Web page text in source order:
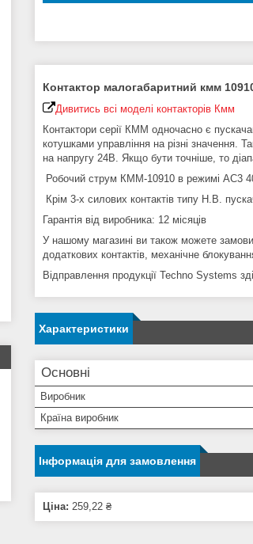
Контактор малогабаритний кмм
Дивитись всі моделі контакторів Кмм
Контактори серії КММ одночасно є
котушками управління на різні значення.
на напругу 24В. Якщо бути точніше, то
Робочий струм КММ-10910 в режимі АС3
Крім 3-х силових контактів типу Н.В.
Гарантія від виробника: 12 місяців
У нашому магазині ви також можете
додаткових контактів, механічне
Відправлення продукції Techno Systems
Характеристики
Основні
Виробник
Країна виробник
Інформація для замовлення
Ціна: 259,22 ₴